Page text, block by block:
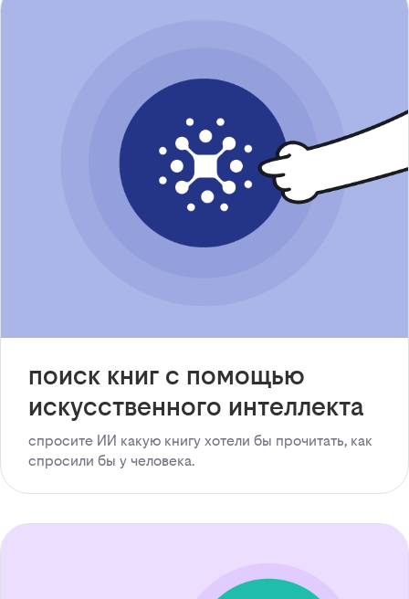
поиск книг с помощью
искусственного интеллекта
спросите ИИ какую книгу хотели бы прочитать, как
спросили бы у человека.